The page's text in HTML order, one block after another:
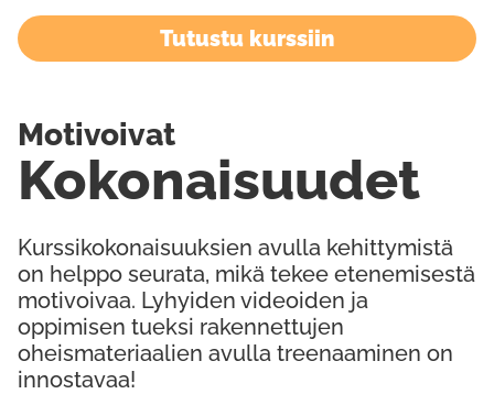
Tutustu kurssiin
Kurssikokonaisuuksien avulla kehittymistä
on helppo seurata, mikä tekee etenemisestä
motivoivaa. Lyhyiden videoiden ja
oppimisen tueksi rakennettujen
oheismateriaalien avulla treenaaminen on
innostavaa!
Kokonaisuudet
Motivoivat